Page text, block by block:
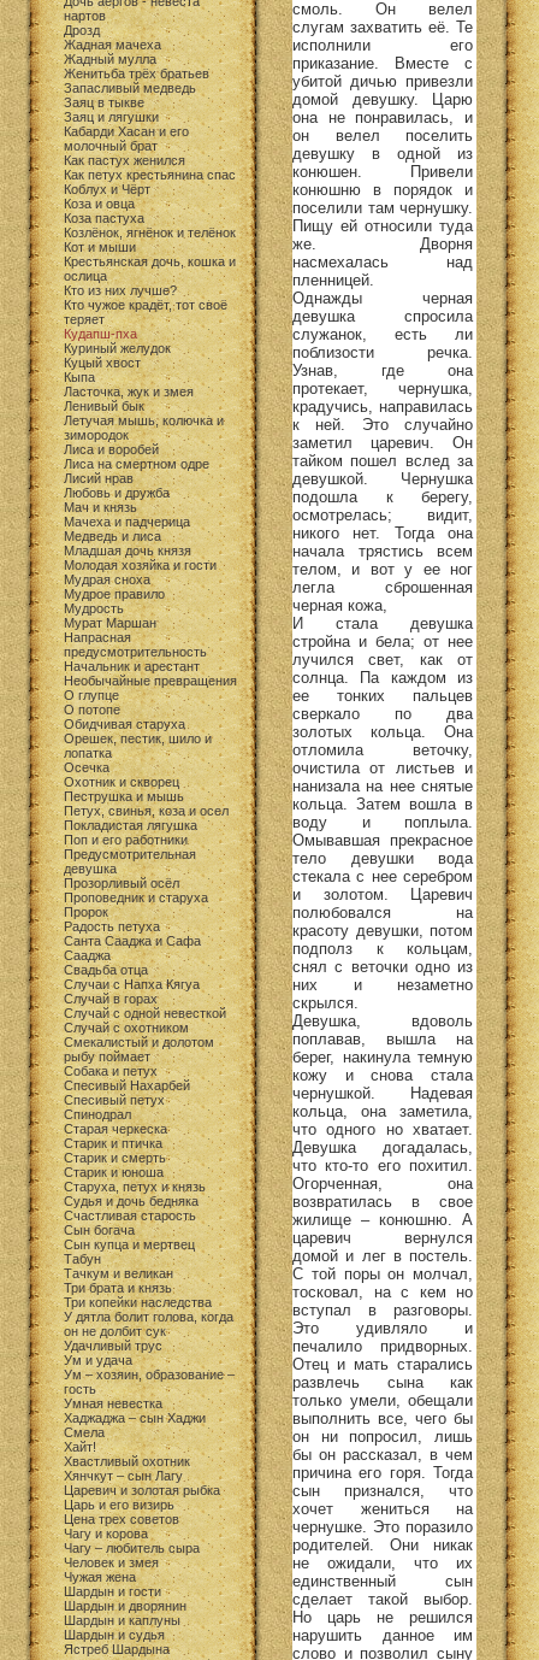
нартов
Дрозд
Жадная мачеха
Жадный мулла
Женитьба трёх братьев
Запасливый медведь
Заяц в тыкве
Заяц и лягушки
Кабарди Хасан и его
молочный брат
Как пастух женился
Как петух крестьянина спас
Коблух и Чёрт
Коза и овца
Коза пастуха
Козлёнок, ягнёнок и телёнок
Кот и мыши
Крестьянская дочь, кошка и
ослица
Кто из них лучше?
Кто чужое крадёт, тот своё
теряет
Кудапш-пха
Куриный желудок
Куцый хвост
Кыпа
Ласточка, жук и змея
Ленивый бык
Летучая мышь, колючка и
зимородок
Лиса и воробей
Лиса на смертном одре
Лисий нрав
Любовь и дружба
Мач и князь
Мачеха и падчерица
Медведь и лиса
Младшая дочь князя
Молодая хозяйка и гости
Мудрая сноха
Мудрое правило
Мудрость
Мурат Маршан
Напрасная
предусмотрительность
Начальник и арестант
Необычайные превращения
О глупце
О потопе
Обидчивая старуха
Орешек, пестик, шило и
лопатка
Осечка
Охотник и скворец
Пеструшка и мышь
Петух, свинья, коза и осел
Покладистая лягушка
Поп и его работники
Предусмотрительная
девушка
Прозорливый осёл
Проповедник и старуха
Пророк
Радость петуха
Санта Сааджа и Сафа
Сааджа
Свадьба отца
Случаи с Напха Кягуа
Случай в горах
Случай с одной невесткой
Случай с охотником
Смекалистый и долотом
рыбу поймает
Собака и петух
Спесивый Нахарбей
Спесивый петух
Спинодрал
Старая черкеска
Старик и птичка
Старик и смерть
Старик и юноша
Старуха, петух и князь
Судья и дочь бедняка
Счастливая старость
Сын богача
Сын купца и мертвец
Табун
Тачкум и великан
Три брата и князь
Три копейки наследства
У дятла болит голова, когда
он не долбит сук
Удачливый трус
Ум и удача
Ум – хозяин, образование –
гость
Умная невестка
Хаджаджа – сын Хаджи
Смела
Хайт!
Хвастливый охотник
Хянчкут – сын Лагу
Царевич и золотая рыбка
Царь и его визирь
Цена трех советов
Чагу и корова
Чагу – любитель сыра
Человек и змея
Чужая жена
Шардын и гости
Шардын и дворянин
Шардын и каплуны
Шардын и судья
Ястреб Шардына
смоль. Он велел
слугам захватить её. Те
исполнили его
приказание. Вместе с
убитой дичью привезли
домой девушку. Царю
она не понравилась, и
он велел поселить
девушку в одной из
конюшен. Привели
конюшню в порядок и
поселили там чернушку.
Пищу ей относили туда
же. Дворня
насмехалась над
пленницей.
Однажды черная
девушка спросила
служанок, есть ли
поблизости речка.
Узнав, где она
протекает, чернушка,
крадучись, направилась
к ней. Это случайно
заметил царевич. Он
тайком пошел вслед за
девушкой. Чернушка
подошла к берегу,
осмотрелась; видит,
никого нет. Тогда она
начала трястись всем
телом, и вот у ее ног
легла сброшенная
черная кожа,
И стала девушка
стройна и бела; от нее
лучился свет, как от
солнца. Па каждом из
ее тонких пальцев
сверкало по два
золотых кольца. Она
отломила веточку,
очистила от листьев и
нанизала на нее снятые
кольца. Затем вошла в
воду и поплыла.
Омывавшая прекрасное
тело девушки вода
стекала с нее серебром
и золотом. Царевич
полюбовался на
красоту девушки, потом
подполз к кольцам,
снял с веточки одно из
них и незаметно
скрылся.
Девушка, вдоволь
поплавав, вышла на
берег, накинула темную
кожу и снова стала
чернушкой. Надевая
кольца, она заметила,
что одного но хватает.
Девушка догадалась,
что кто-то его похитил.
Огорченная, она
возвратилась в свое
жилище – конюшню. А
царевич вернулся
домой и лег в постель.
С той поры он молчал,
тосковал, на с кем но
вступал в разговоры.
Это удивляло и
печалило придворных.
Отец и мать старались
развлечь сына как
только умели, обещали
выполнить все, чего бы
он ни попросил, лишь
бы он рассказал, в чем
причина его горя. Тогда
сын признался, что
хочет жениться на
чернушке. Это поразило
родителей. Они никак
не ожидали, что их
единственный сын
сделает такой выбор.
Но царь не решился
нарушить данное им
слово и позволил сыну